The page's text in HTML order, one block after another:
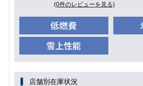
(0件のレビューを見る)
店舗別在庫状況